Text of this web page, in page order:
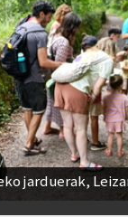
jarduerak,